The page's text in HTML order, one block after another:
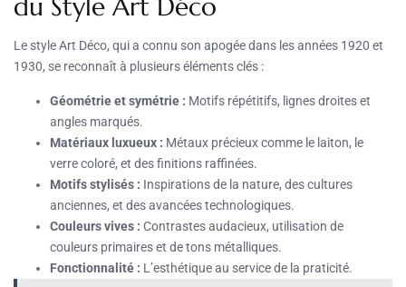
du Style Art Déco
Le style Art Déco, qui a connu son apogée dans les années 1920 et
1930, se reconnaît à plusieurs éléments clés :
Géométrie et symétrie : Motifs répétitifs, lignes droites et
angles marqués.
Matériaux luxueux : Métaux précieux comme le laiton, le
verre coloré, et des finitions raffinées.
Motifs stylisés : Inspirations de la nature, des cultures
anciennes, et des avancées technologiques.
Couleurs vives : Contrastes audacieux, utilisation de
couleurs primaires et de tons métalliques.
Fonctionnalité : L’esthétique au service de la praticité.